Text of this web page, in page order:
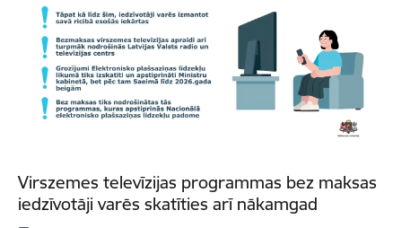
Virszemes televīzijas programmas bez maksas
iedzīvotāji varēs skatīties arī nākamgad